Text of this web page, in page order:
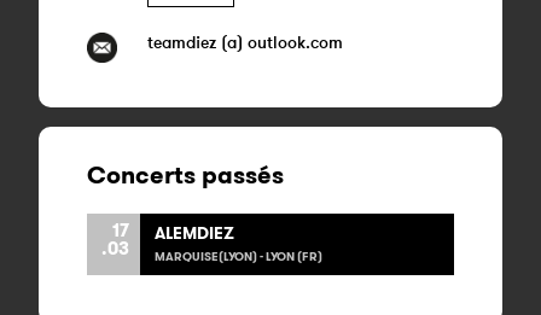
teamdiez (a) outlook.com
Concerts passés
17
.03
ALEMDIEZ
MARQUISE(LYON) - LYON (FR)